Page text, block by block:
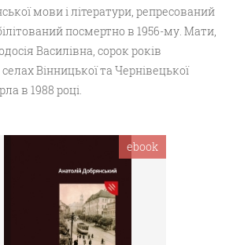
мови і літератури, репресований
посмертно в 1956-му. Мати,
Василівна, сорок років
Вінницької та Чернівецької
в 1988 році.
ebook